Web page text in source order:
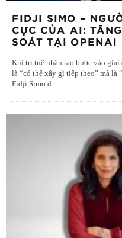
FIDJI SIMO –
CỰC CỦA AI:
SOÁT TẠI OPENAI
Khi trí tuệ nhân tạo bước vào giai
là “có thể xây gì tiếp theo” mà là
Fidji Simo đ...